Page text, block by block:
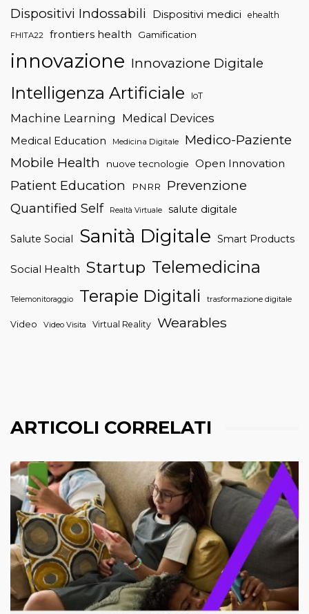
Dispositivi Indossabili Dispositivi medici ehealth
FHITA22 frontiers health Gamification
innovazione Innovazione Digitale
Intelligenza Artificiale IoT
Machine Learning Medical Devices
Medical Education Medicina Digitale
Medico-Paziente
Mobile Health
nuove tecnologie Open Innovation
Patient Education PNRR
Prevenzione
Quantified Self
Realtà Virtuale salute digitale
Salute Social Sanità Digitale Smart Products
Social Health Startup Telemedicina
Telemonitoraggio Terapie Digitali trasformazione digitale
Video Video Visita Virtual Reality Wearables
ARTICOLI CORRELATI